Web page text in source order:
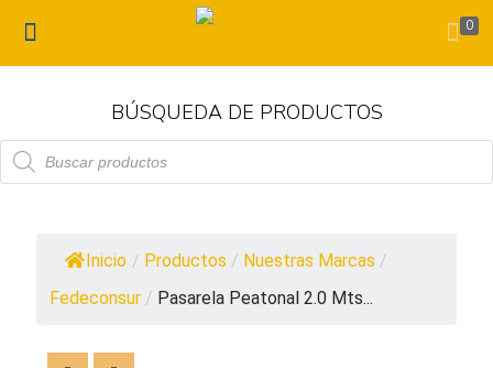
0
BÚSQUEDA DE PRODUCTOS
Búsqueda
de
productos
Inicio / Productos / Nuestras Marcas /
Fedeconsur / Pasarela Peatonal 2.0 Mts...